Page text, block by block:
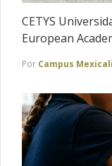
CETYS
European
Por Campus Mexicali